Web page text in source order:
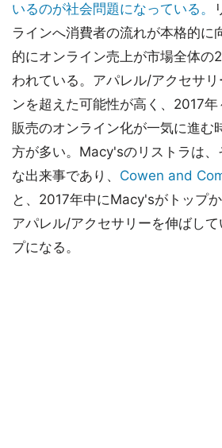
いるのが社会問題になっている。
ラインへ消費者の流れが本格的に
的にオンライン売上が市場全体の
われている。アパレル/アクセサ
ンを超えた可能性が高く、2017
販売のオンライン化が一気に進む
方が多い。Macy'sのリストラは、
な出来事であり、 Cowen and
と、2017年中にMacy'sがトップ
アパレル/アクセサリーを伸ばし
プになる。